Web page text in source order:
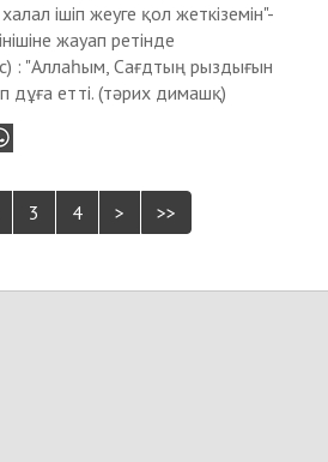
ішіп жеуге қол жеткіземін"-
жауап ретінде
: "Аллаһым, Сағдтың рыздығын
дұға етті. (тәриx димашқ)
3 4 > >>